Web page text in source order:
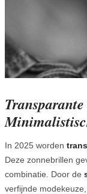
In 2025 worden
Deze zonnebrillen
combinatie. Door de
verfijnde